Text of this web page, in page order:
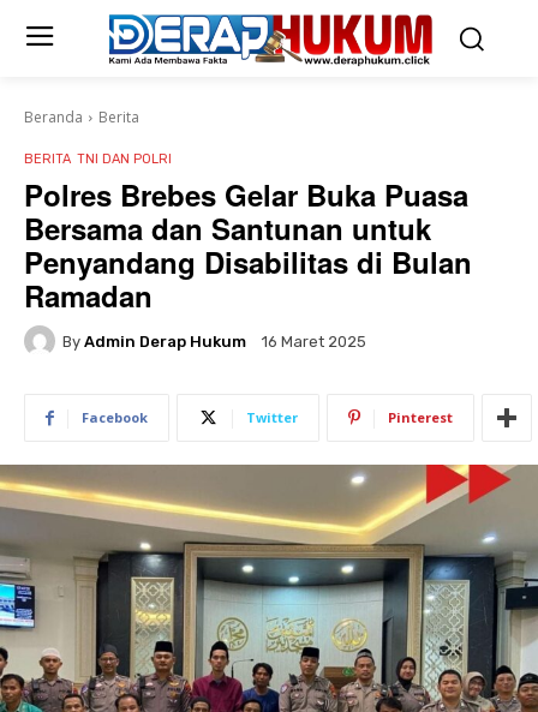
Beranda Berita
BERITA TNI DAN POLRI
Polres Brebes Gelar Buka Puasa
Bersama dan Santunan untuk
Penyandang Disabilitas di Bulan
Ramadan
By Admin Derap Hukum 16 Maret 2025
Facebook Twitter Pinterest